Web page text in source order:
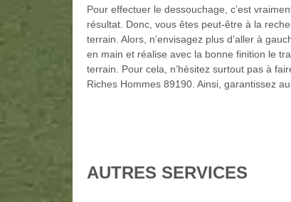
Pour effectuer le dessouchage, c’est
résultat. Donc, vous êtes peut-être à la
terrain. Alors, n’envisagez plus d’aller à
en main et réalise avec la bonne finition le
terrain. Pour cela, n’hésitez surtout pas à
Riches Hommes 89190. Ainsi, garantissez
AUTRES SERVICES